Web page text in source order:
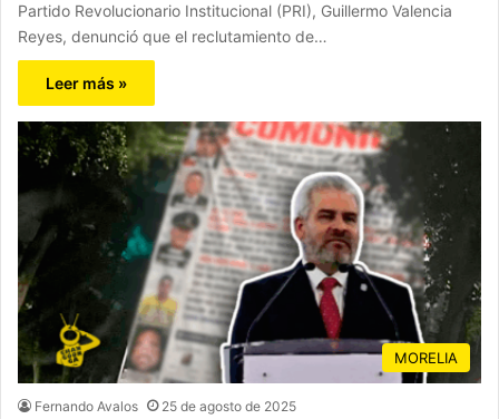
Partido Revolucionario Institucional (PRI), Guillermo Valencia
Reyes, denunció que el reclutamiento de…
Leer más »
MORELIA
Fernando Avalos 25 de agosto de 2025